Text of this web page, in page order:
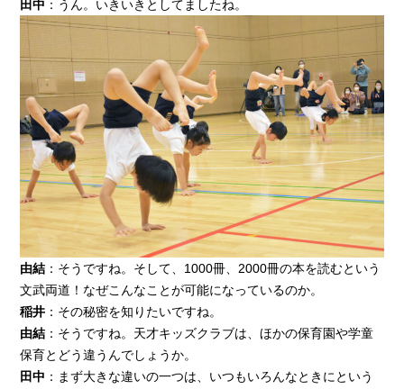
田中 ：うん。いきいきとしてましたね。
由結 ：そうですね。そして、1000冊、2000冊の本を読むという
文武両道！なぜこんなことが可能になっているのか。
稲井 ：その秘密を知りたいですね。
由結 ：そうですね。天才キッズクラブは、ほかの保育園や学童
保育とどう違うんでしょうか。
田中 ：まず大きな違いの一つは、いつもいろんなときにという